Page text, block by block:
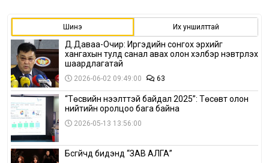
Шинэ Их уншилттай
Д.Даваа-Очир: Иргэдийн сонгох эрхийг
хангахын тулд санал авах олон хэлбэр нэвтрүүлэх
шаардлагатай
2026-06-02 09:49:00 63
“Төсвийн нээлттэй байдал 2025”: Төсөвт олон
нийтийн оролцоо бага байна
2026-05-13 13:56:00
Бүсгүйчүүд бидэнд “ЗАВ АЛГА”